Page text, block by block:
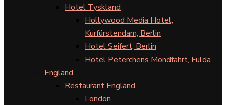
Hotel Tyskland
Hollywood Media Hotel,
Kurfürstendam, Berlin
Hotel Seifert, Berlin
Hotel Peterchens Mondfahrt, Fulda
England
Restaurant England
London